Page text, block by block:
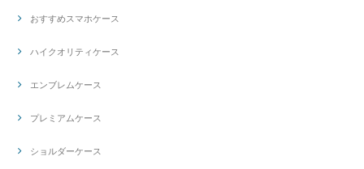
おすすめスマホケース
ハイクオリティケース
エンブレムケース
プレミアムケース
ショルダーケース